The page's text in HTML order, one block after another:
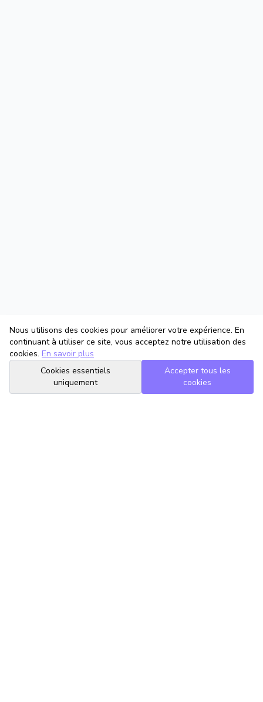
Nous utilisons des cookies pour améliorer votre expérience. En
continuant à utiliser ce site, vous acceptez notre utilisation des
cookies. En savoir plus
Cookies essentiels
uniquement
Accepter tous les
cookies